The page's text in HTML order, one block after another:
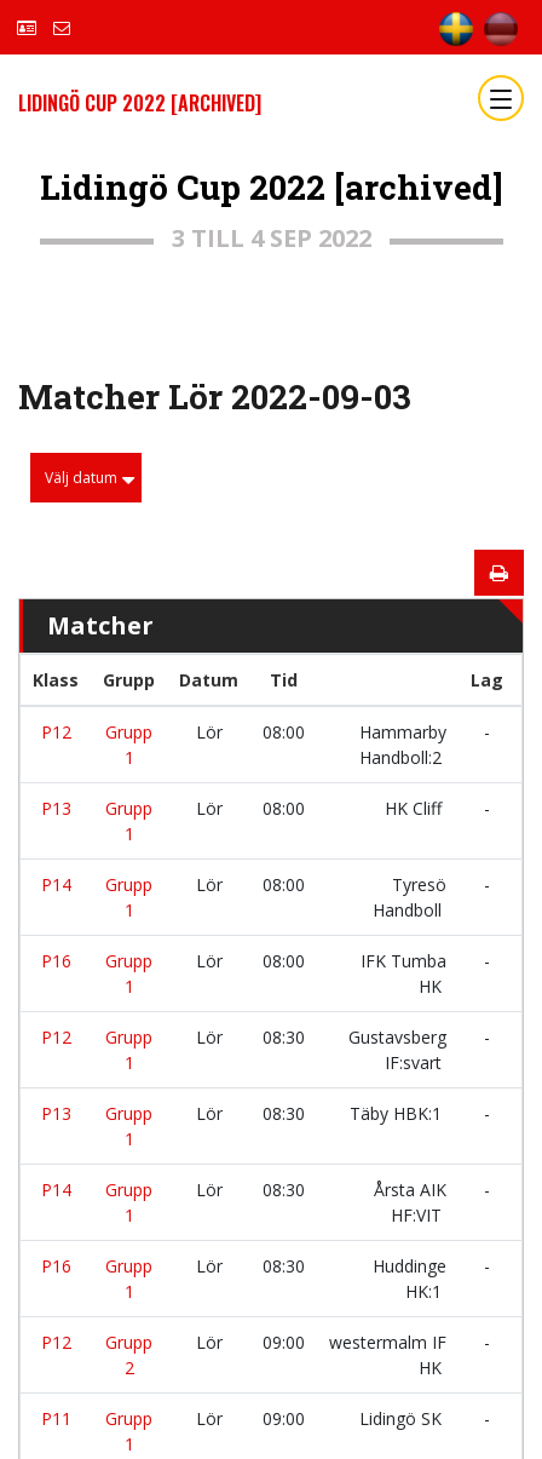
LIDINGÖ CUP 2022 [ARCHIVED]
Lidingö Cup 2022 [archived]
3 TILL 4 SEP 2022
Matcher Lör 2022-09-03
Välj datum
Matcher
Klass Grupp Datum Tid Lag
P12
Grupp
1
Lör 08:00
Hammarby
Handboll:2
-
P13
Grupp
1
Lör 08:00 HK Cliff -
P14
Grupp
1
Lör 08:00
Tyresö
Handboll
-
P16
Grupp
1
Lör 08:00
IFK Tumba
HK
-
P12
Grupp
1
Lör 08:30
Gustavsberg
IF:svart
-
P13
Grupp
1
Lör 08:30 Täby HBK:1 -
P14
Grupp
1
Lör 08:30
Årsta AIK
HF:VIT
-
P16
Grupp
1
Lör 08:30
Huddinge
HK:1
-
P12
Grupp
2
Lör 09:00
westermalm IF
HK
-
P11
Grupp
1
Lör 09:00 Lidingö SK -